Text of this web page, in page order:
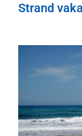
Strand